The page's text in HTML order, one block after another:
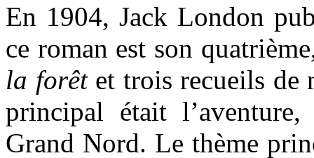
En 1904, Jack London
ce roman est son
la forêtet trois recueils de
principal était
Grand Nord. Le thème